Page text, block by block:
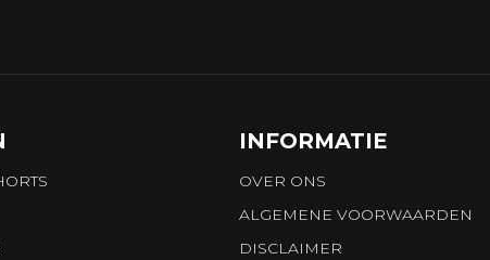
INFORMATIE
OVER ONS
ALGEMENE VOORWAARDEN
DISCLAIMER